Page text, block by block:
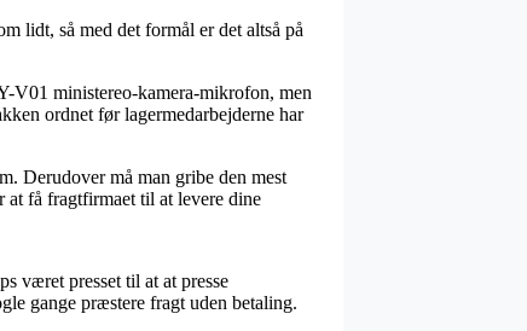
lidt, så med det formål er det altså på
V01 ministereo-kamera-mikrofon, men
ordnet før lagermedarbejderne har
Derudover må man gribe den mest
få fragtfirmaet til at levere dine
været presset til at at presse
gange præstere fragt uden betaling.